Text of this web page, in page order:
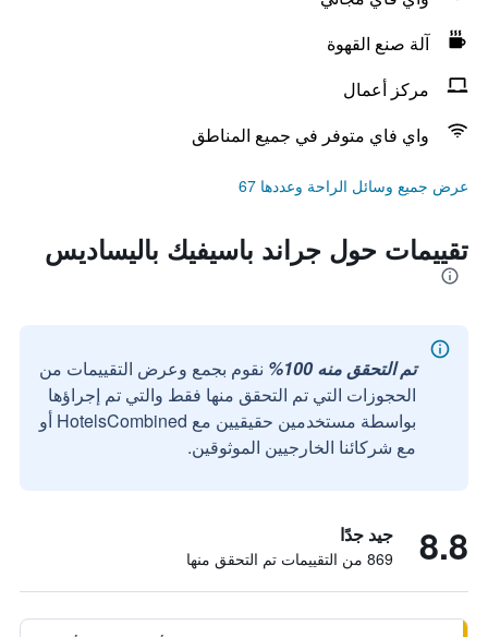
آلة صنع القهوة
مركز أعمال
واي فاي متوفر في جميع المناطق
عرض جميع وسائل الراحة وعددها 67
تقييمات حول جراند باسيفيك باليساديس
تم التحقق منه 100%
نقوم بجمع وعرض التقييمات من
الحجوزات التي تم التحقق منها فقط والتي تم إجراؤها
بواسطة مستخدمين حقيقيين مع HotelsCombined أو
مع شركائنا الخارجيين الموثوقين.
8.8 جيد جدًا
869 من التقييمات تم التحقق منها